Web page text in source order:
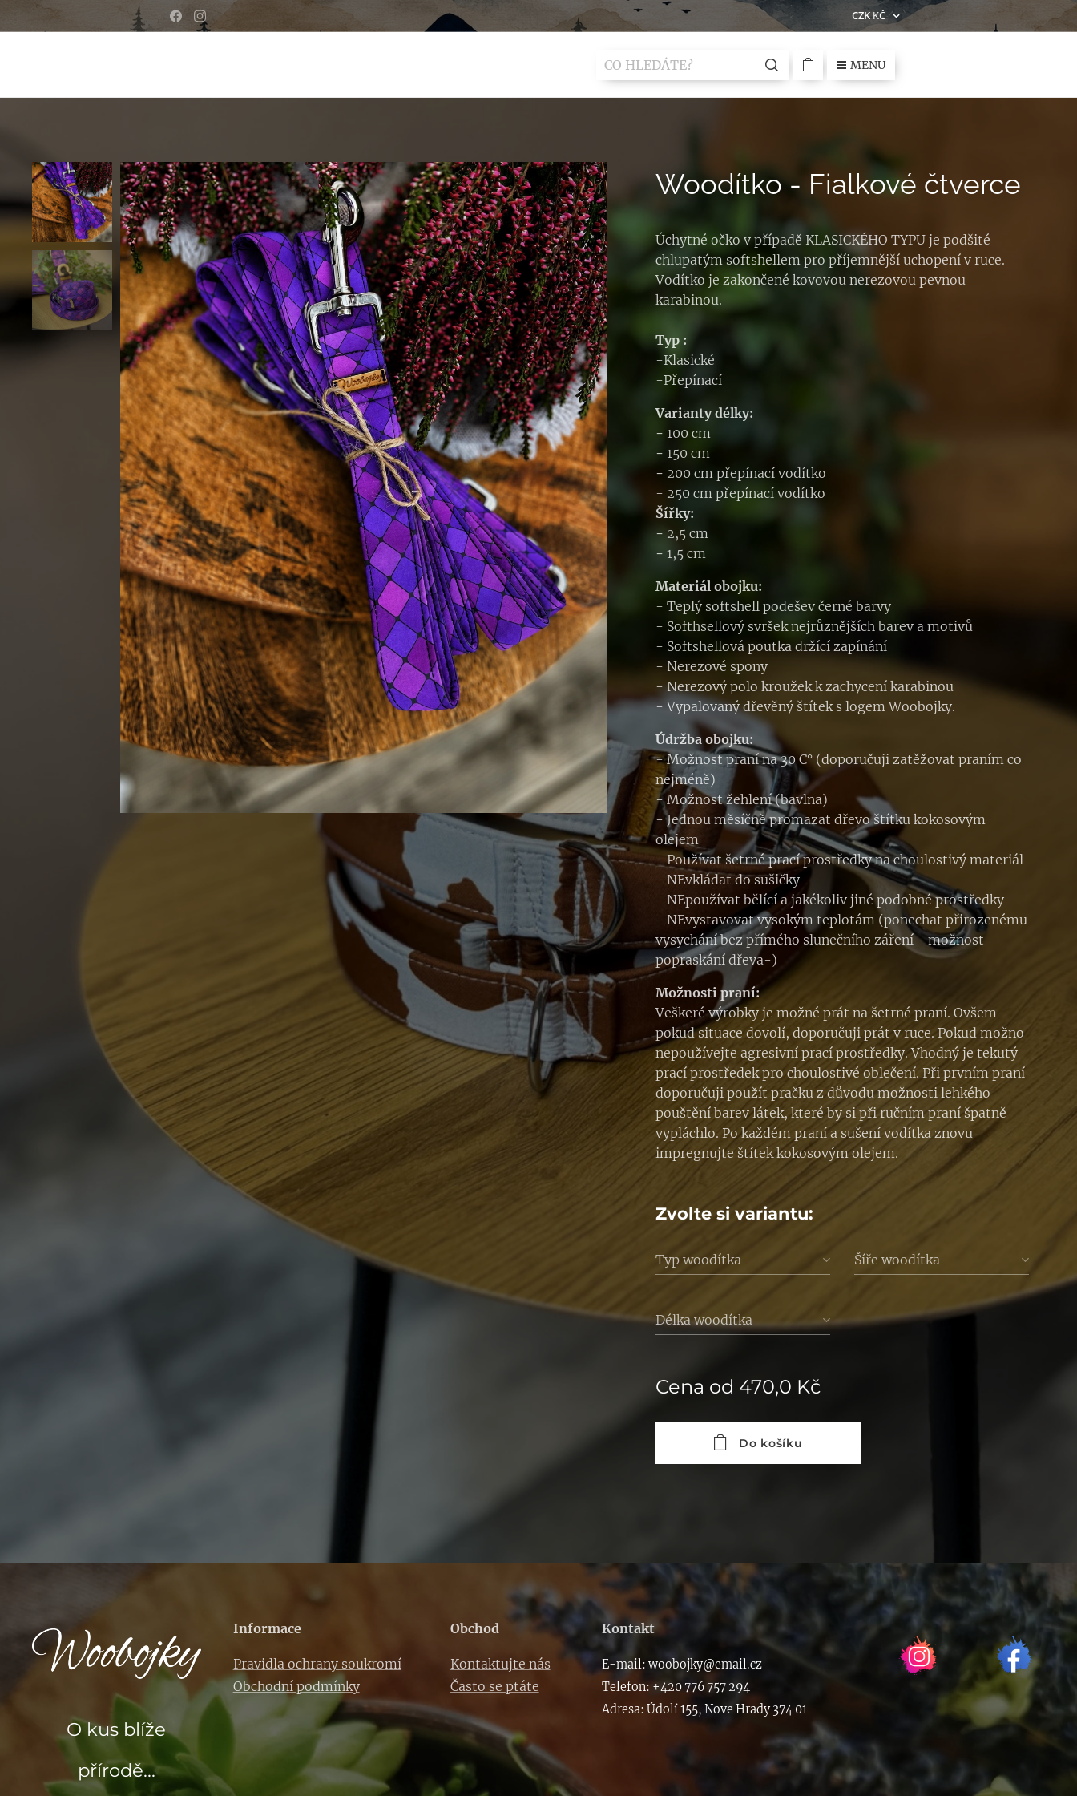
CZKKČ
MENU
Woodítko - Fialkové čtverce
Úchytné očko v případě KLASICKÉHO TYPU je podšité
chlupatým softshellem pro příjemnější uchopení v ruce.
Vodítko je zakončené kovovou nerezovou pevnou
karabinou.
Typ :
-Klasické
-Přepínací
Varianty délky:
- 100 cm
- 150 cm
- 200 cm přepínací vodítko
- 250 cm přepínací vodítko
Šířky:
- 2,5 cm
- 1,5 cm
Materiál obojku:
- Teplý softshell podešev černé barvy
- Softhsellový svršek nejrůznějších barev a motivů
- Softshellová poutka držící zapínání
- Nerezové spony
- Nerezový polo kroužek k zachycení karabinou
- Vypalovaný dřevěný štítek s logem Woobojky.
Údržba obojku:
- Možnost praní na 30 C° (doporučuji zatěžovat praním co
nejméně)
- Možnost žehlení (bavlna)
- Jednou měsíčně promazat dřevo štítku kokosovým
olejem
- Používat šetrné prací prostředky na choulostivý materiál
- NEvkládat do sušičky
- NEpoužívat bělící a jakékoliv jiné podobné prostředky
- NEvystavovat vysokým teplotám (ponechat přirozenému
vysychání bez přímého slunečního záření - možnost
popraskání dřeva-)
Možnosti praní:
Veškeré výrobky je možné prát na šetrné praní. Ovšem
pokud situace dovolí, doporučuji prát v ruce. Pokud možno
nepoužívejte agresivní prací prostředky. Vhodný je tekutý
prací prostředek pro choulostivé oblečení. Při prvním praní
doporučuji použít pračku z důvodu možnosti lehkého
pouštění barev látek, které by si při ručním praní špatně
vypláchlo. Po každém praní a sušení vodítka znovu
impregnujte štítek kokosovým olejem.
Zvolte si variantu:
Typ woodítka Šíře woodítka
Délka woodítka
Cena od 470,0 Kč
Do košíku
O kus blíže
přírodě...
Informace
Pravidla ochrany soukromí
Obchodní podmínky
Obchod
Kontaktujte nás
Často se ptáte
Kontakt
E-mail: woobojky@email.cz
Telefon: +420 776 757 294
Adresa: Údolí 155, Nove Hrady 374 01